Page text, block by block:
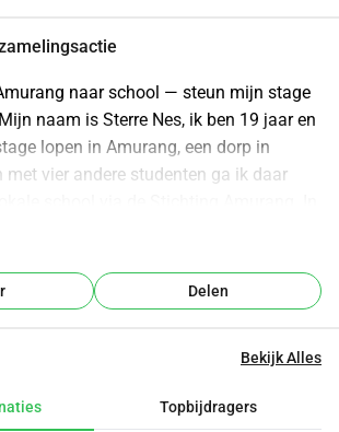
naar school — steun mijn stage
naam is Sterre Nes, ik ben 19 jaar en
lopen in Amurang, een dorp in
met vier andere studenten ga ik daar
gaan niet voor ieder kind
of schoolgeld. Daardoor kunnen
niet naar school, terwijl onderwijs juist
maar ook iets betekenen voor de
Stichting Amurang. Met dit geld
Delen
Bekijk Alles
Topbijdragers